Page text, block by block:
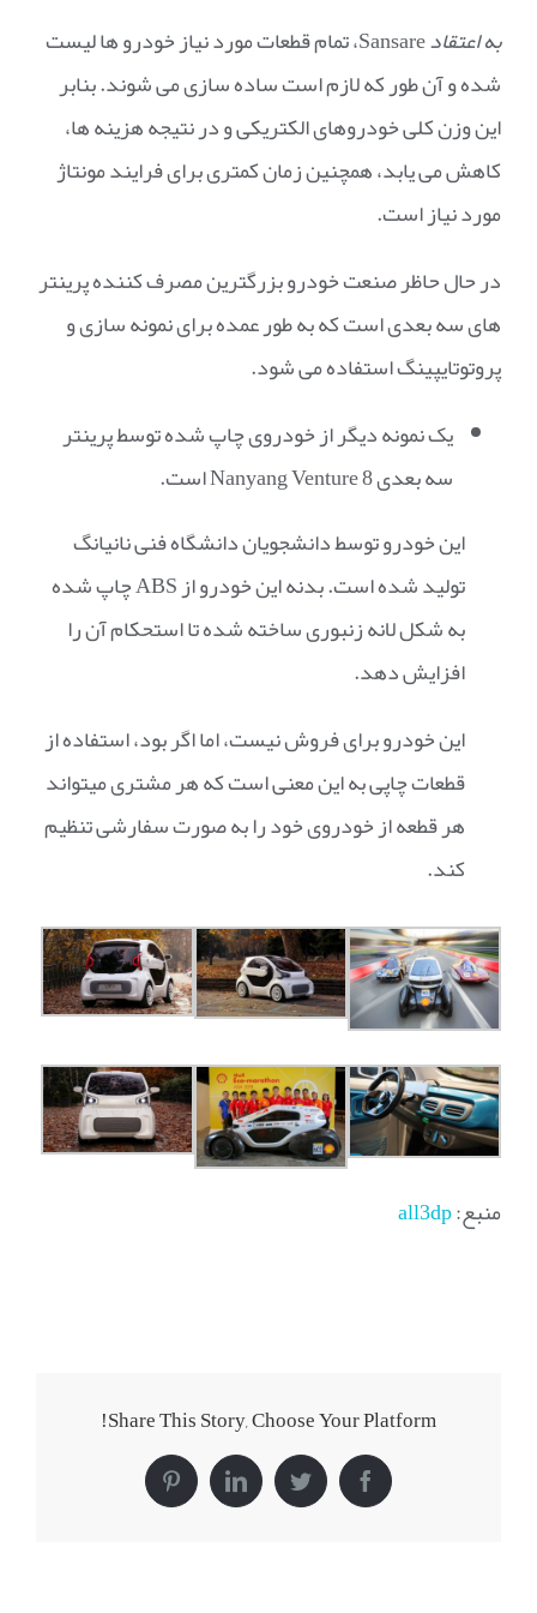
به اعتقاد
Sansare، تمام قطعات مورد نیاز خودرو ها لیست
شده و آن طور که لازم است ساده سازی می شوند. بنابر
این وزن کلی خودروهای الکتریکی و در نتیجه هزینه ها،
کاهش می یابد، همچنین زمان کمتری برای فرایند مونتاژ
مورد نیاز است.
در حال حاظر صنعت خودرو بزرگترین مصرف کننده پرینتر
های سه بعدی است که به طور عمده برای نمونه سازی و
پروتوتایپینگ استفاده می شود.
یک نمونه دیگر از خودروی چاپ شده توسط پرینتر
سه بعدی Nanyang Venture 8 است.
این خودرو توسط دانشجویان دانشگاه فنی نانیانگ
تولید شده است. بدنه این خودرو از ABS چاپ شده
به شکل لانه زنبوری ساخته شده تا استحکام آن را
افزایش دهد.
این خودرو برای فروش نیست، اما اگر بود، استفاده از
قطعات چاپی به این معنی است که هر مشتری میتواند
هر قطعه از خودروی خود را به صورت سفارشی تنظیم
کند.
منبع:all3dp
Share This Story, Choose Your Platform!
Facebook
Twitter
LinkedIn
Pinterest